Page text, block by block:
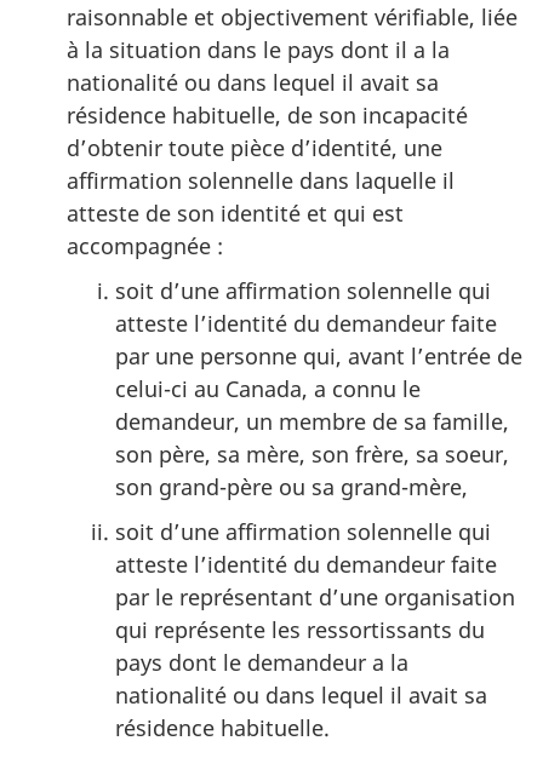
raisonnable et objectivement vérifiable, liée
à la situation dans le pays dont il a la
nationalité ou dans lequel il avait sa
résidence habituelle, de son incapacité
d’obtenir toute pièce d’identité, une
affirmation solennelle dans laquelle il
atteste de son identité et qui est
accompagnée :
soit d’une affirmation solennelle qui
atteste l’identité du demandeur faite
par une personne qui, avant l’entrée de
celui-ci au Canada, a connu le
demandeur, un membre de sa famille,
son père, sa mère, son frère, sa soeur,
son grand-père ou sa grand-mère,
soit d’une affirmation solennelle qui
atteste l’identité du demandeur faite
par le représentant d’une organisation
qui représente les ressortissants du
pays dont le demandeur a la
nationalité ou dans lequel il avait sa
résidence habituelle.